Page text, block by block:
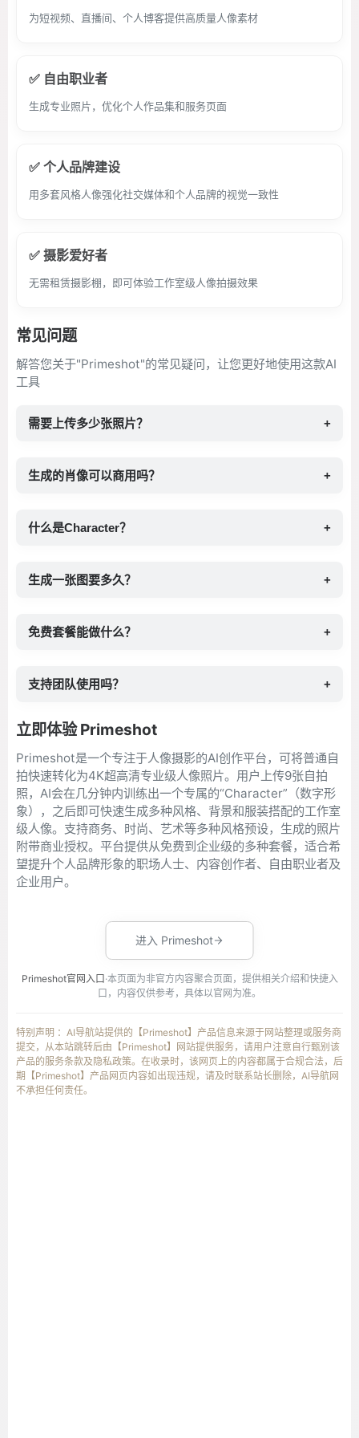
为短视频、直播间、个人博客提供高质量人像素材
✅ 自由职业者
生成专业照片，优化个人作品集和服务页面
✅ 个人品牌建设
用多套风格人像强化社交媒体和个人品牌的视觉一致性
✅ 摄影爱好者
无需租赁摄影棚，即可体验工作室级人像拍摄效果
常见问题
解答您关于"Primeshot"的常见疑问，让您更好地使用这款AI
工具
需要上传多少张照片？ +
生成的肖像可以商用吗？ +
什么是Character？ +
生成一张图要多久？ +
免费套餐能做什么？ +
支持团队使用吗？ +
立即体验 Primeshot
Primeshot是一个专注于人像摄影的AI创作平台，可将普通自
拍快速转化为4K超高清专业级人像照片。用户上传9张自拍
照，AI会在几分钟内训练出一个专属的“Character”（数字形
象），之后即可快速生成多种风格、背景和服装搭配的工作室
级人像。支持商务、时尚、艺术等多种风格预设，生成的照片
附带商业授权。平台提供从免费到企业级的多种套餐，适合希
望提升个人品牌形象的职场人士、内容创作者、自由职业者及
企业用户。
进入 Primeshot
Primeshot官网入口 ·本页面为非官方内容聚合页面，提供相关介绍和快捷入
口，内容仅供参考，具体以官网为准。
特别声明 ：AI导航站提供的【Primeshot】产品信息来源于网站整理或服务商
提交，从本站跳转后由【Primeshot】网站提供服务，请用户注意自行甄别该
产品的服务条款及隐私政策。在收录时，该网页上的内容都属于合规合法，后
期【Primeshot】产品网页内容如出现违规，请及时联系站长删除，AI导航网
不承担任何责任。